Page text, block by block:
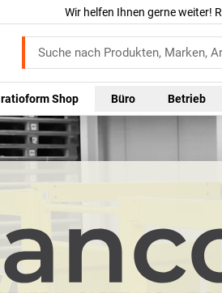
Wir helfen Ihnen gerne weiter!
ratioform Shop Büro Betrieb